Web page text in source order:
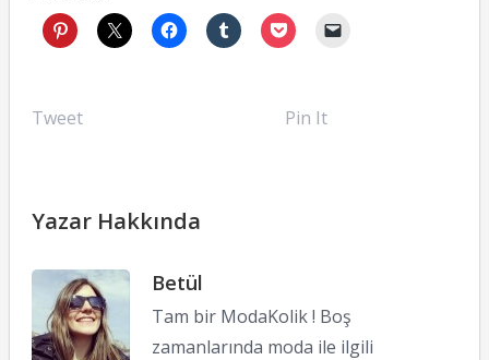
Tweet Pin It
Yazar Hakkında
Betül
Tam bir ModaKolik ! Boş
zamanlarında moda ile ilgili